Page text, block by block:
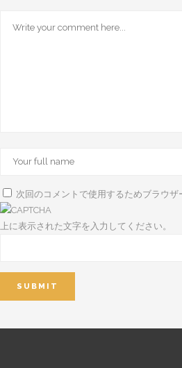
次回のコメントで使用するためブラウ
上に表示された文字を入力してください。